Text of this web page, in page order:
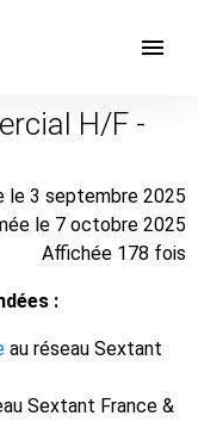
H/F -
le 3 septembre 2025
le 7 octobre 2025
Affichée 178 fois
:
au réseau Sextant
Sextant France &